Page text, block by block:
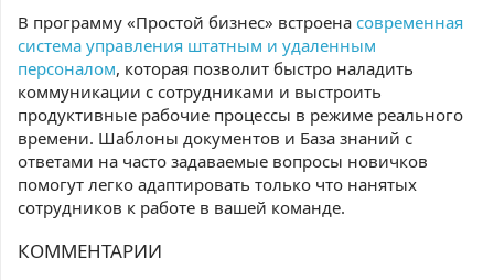
В программу «Простой бизнес» встроена современная
система управления штатным и удаленным
персоналом, которая позволит быстро наладить
коммуникации с сотрудниками и выстроить
продуктивные рабочие процессы в режиме реального
времени. Шаблоны документов и База знаний с
ответами на часто задаваемые вопросы новичков
помогут легко адаптировать только что нанятых
сотрудников к работе в вашей команде.
КОММЕНТАРИИ